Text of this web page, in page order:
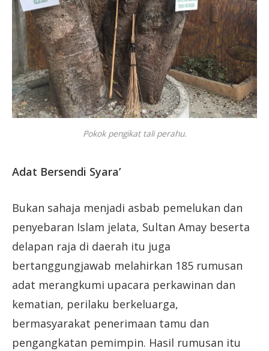
Pokok pengikat tali perahu.
Adat Bersendi Syara’
Bukan sahaja menjadi asbab pemelukan dan
penyebaran Islam jelata, Sultan Amay beserta
delapan raja di daerah itu juga
bertanggungjawab melahirkan 185 rumusan
adat merangkumi upacara perkawinan dan
kematian, perilaku berkeluarga,
bermasyarakat penerimaan tamu dan
pengangkatan pemimpin. Hasil rumusan itu